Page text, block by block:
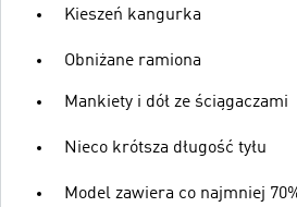
Kieszeń kangurka
Obniżane ramiona
Mankiety i dół ze ściągaczami
Nieco krótsza długość tyłu
Model zawiera co najmniej